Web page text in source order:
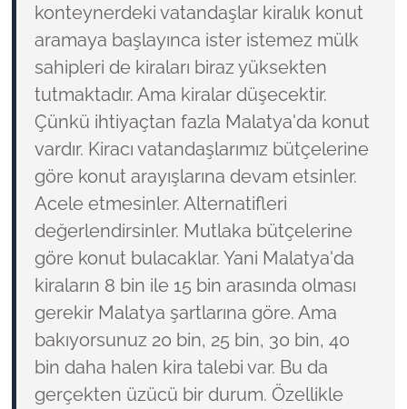
konteynerdeki vatandaşlar kiralık konut
aramaya başlayınca ister istemez mülk
sahipleri de kiraları biraz yüksekten
tutmaktadır. Ama kiralar düşecektir.
Çünkü ihtiyaçtan fazla Malatya'da konut
vardır. Kiracı vatandaşlarımız bütçelerine
göre konut arayışlarına devam etsinler.
Acele etmesinler. Alternatifleri
değerlendirsinler. Mutlaka bütçelerine
göre konut bulacaklar. Yani Malatya'da
kiraların 8 bin ile 15 bin arasında olması
gerekir Malatya şartlarına göre. Ama
bakıyorsunuz 20 bin, 25 bin, 30 bin, 40
bin daha halen kira talebi var. Bu da
gerçekten üzücü bir durum. Özellikle